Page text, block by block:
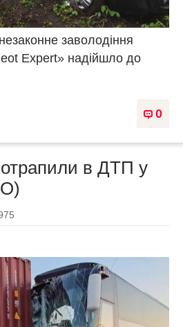
заволодіння
Expert» надійшло до
0
в ДТП у